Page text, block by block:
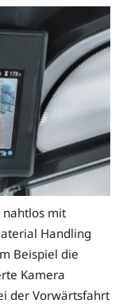
nahtlos mit
Handling
Beispiel die
Kamera
der Vorwärtsfahrt